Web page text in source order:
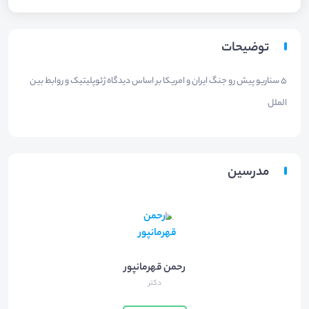
توضیحات
5 سناریو پیش رو جنگ ایران و امریکا بر اساس دیدگاه ژئوپلیتیک و روابط بین
الملل
مدرسین
رحمن قهرمانپور
دکتر